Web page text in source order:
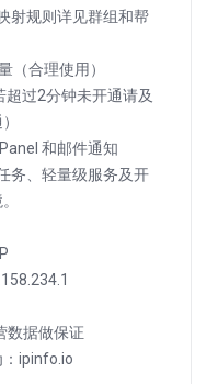
射规则详见群组和帮
（合理使用）
超过2分钟未开通请及
务、轻量级服务及开
数据做保证
ipinfo.io